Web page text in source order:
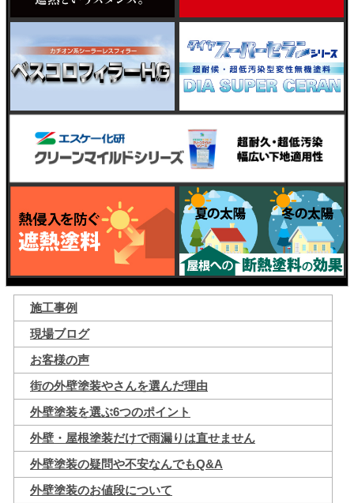
施工事例
現場ブログ
お客様の声
街の外壁塗装やさんを選んだ理由
外壁塗装を選ぶ6つのポイント
外壁・屋根塗装だけで雨漏りは直せません
外壁塗装の疑問や不安なんでもQ&A
外壁塗装のお値段について